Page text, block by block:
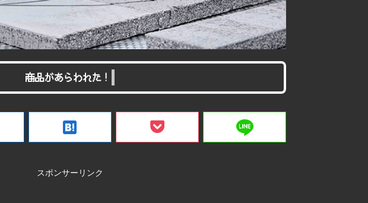
商品があらわれた！
hatenabookmark line
スポンサーリンク